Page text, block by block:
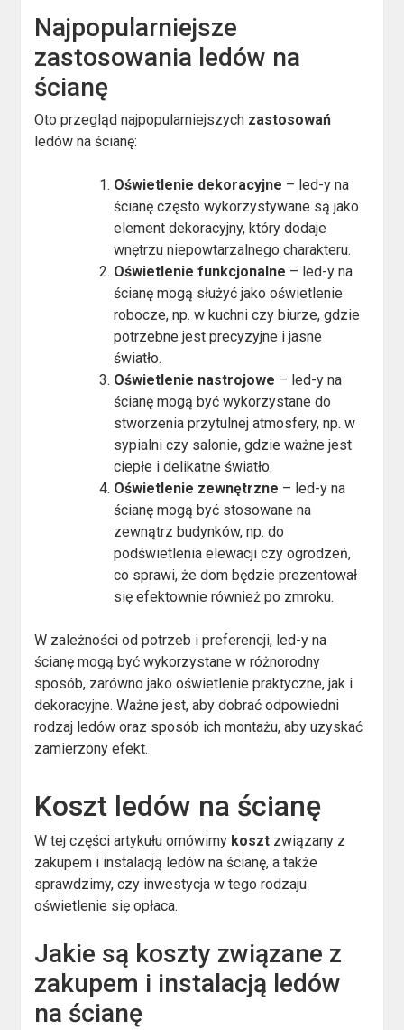
Najpopularniejsze
zastosowania ledów na
ścianę
Oto przegląd najpopularniejszych zastosowań
ledów na ścianę:
Oświetlenie dekoracyjne – led-y na
ścianę często wykorzystywane są jako
element dekoracyjny, który dodaje
wnętrzu niepowtarzalnego charakteru.
Oświetlenie funkcjonalne – led-y na
ścianę mogą służyć jako oświetlenie
robocze, np. w kuchni czy biurze, gdzie
potrzebne jest precyzyjne i jasne
światło.
Oświetlenie nastrojowe – led-y na
ścianę mogą być wykorzystane do
stworzenia przytulnej atmosfery, np. w
sypialni czy salonie, gdzie ważne jest
ciepłe i delikatne światło.
Oświetlenie zewnętrzne – led-y na
ścianę mogą być stosowane na
zewnątrz budynków, np. do
podświetlenia elewacji czy ogrodzeń,
co sprawi, że dom będzie prezentował
się efektownie również po zmroku.
W zależności od potrzeb i preferencji, led-y na
ścianę mogą być wykorzystane w różnorodny
sposób, zarówno jako oświetlenie praktyczne, jak i
dekoracyjne. Ważne jest, aby dobrać odpowiedni
rodzaj ledów oraz sposób ich montażu, aby uzyskać
zamierzony efekt.
Koszt ledów na ścianę
W tej części artykułu omówimy koszt związany z
zakupem i instalacją ledów na ścianę, a także
sprawdzimy, czy inwestycja w tego rodzaju
oświetlenie się opłaca.
Jakie są koszty związane z
zakupem i instalacją ledów
na ścianę